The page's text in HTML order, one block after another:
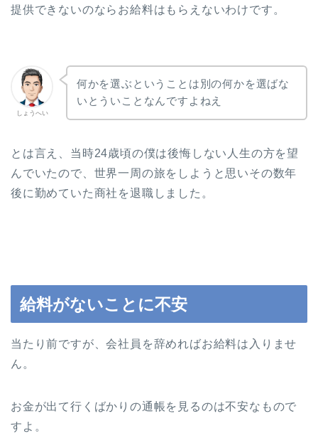
提供できないのならお給料はもらえないわけです。
しょうへい
何かを選ぶということは別の何かを選ばな
いとういことなんですよねえ
とは言え、当時24歳頃の僕は後悔しない人生の方を望
んでいたので、世界一周の旅をしようと思いその数年
後に勤めていた商社を退職しました。
給料がないことに不安
当たり前ですが、会社員を辞めればお給料は入りませ
ん。
お金が出て行くばかりの通帳を見るのは不安なもので
すよ。